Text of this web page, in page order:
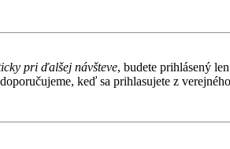
pri ďalšej návšteve, budete prihlásený
keď sa prihlasujete z